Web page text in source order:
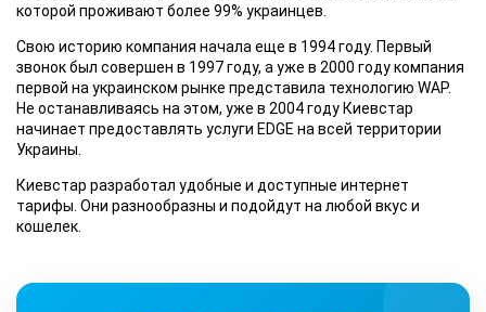
которой проживают более 99% украинцев.
Свою историю компания начала еще в 1994 году. Первый
звонок был совершен в 1997 году, а уже в 2000 году компания
первой на украинском рынке представила технологию WAP.
Не останавливаясь на этом, уже в 2004 году Киевстар
начинает предоставлять услуги EDGE на всей территории
Украины.
Киевстар разработал удобные и доступные интернет
тарифы. Они разнообразны и подойдут на любой вкус и
кошелек.